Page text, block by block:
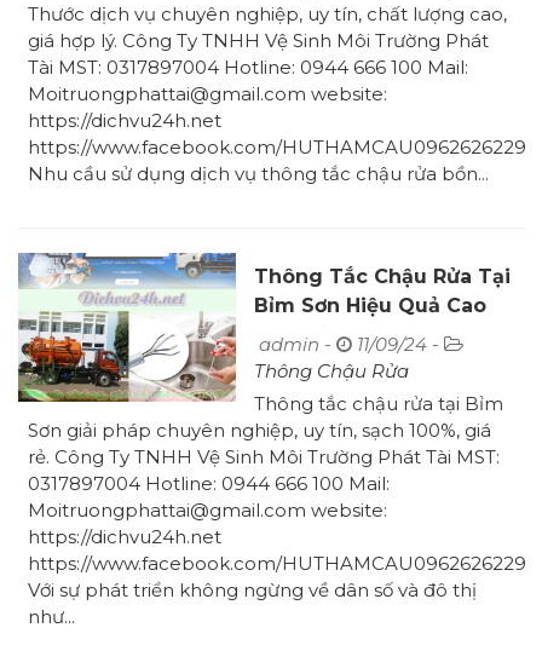
Thước dịch vụ chuyên nghiệp, uy tín, chất lượng cao,
giá hợp lý. Công Ty TNHH Vệ Sinh Môi Trường Phát
Tài MST: 0317897004 Hotline: 0944 666 100 Mail:
Moitruongphattai@gmail.com website:
https://dichvu24h.net
https://www.facebook.com/HUTHAMCAU0962626229
Nhu cầu sử dụng dịch vụ thông tắc chậu rửa bồn...
Thông Tắc Chậu Rửa Tại
Bỉm Sơn Hiệu Quả Cao
Giá Chỉ 90K
admin -
11/09/24 -
Thông Chậu Rửa
Thông tắc chậu rửa tại Bỉm
Sơn giải pháp chuyên nghiệp, uy tín, sạch 100%, giá
rẻ. Công Ty TNHH Vệ Sinh Môi Trường Phát Tài MST:
0317897004 Hotline: 0944 666 100 Mail:
Moitruongphattai@gmail.com website:
https://dichvu24h.net
https://www.facebook.com/HUTHAMCAU0962626229
Với sự phát triển không ngừng về dân số và đô thị
như...